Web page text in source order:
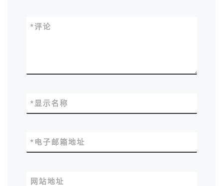
评论
*
显示名称
*
电子邮箱地址
*
网站地址